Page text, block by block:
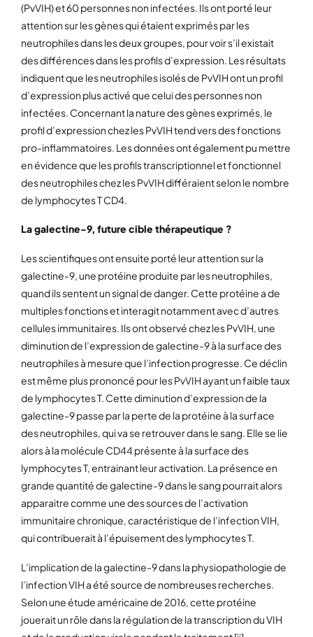
(PvVIH) et 60 personnes non infectées. Ils ont porté leur
attention sur les gènes qui étaient exprimés par les
neutrophiles dans les deux groupes, pour voir s’il existait
des différences dans les profils d’expression. Les résultats
indiquent que les neutrophiles isolés de PvVIH ont un profil
d’expression plus activé que celui des personnes non
infectées. Concernant la nature des gènes exprimés, le
profil d’expression chez les PvVIH tend vers des fonctions
pro-inflammatoires. Les données ont également pu mettre
en évidence que les profils transcriptionnel et fonctionnel
des neutrophiles chez les PvVIH différaient selon le nombre
de lymphocytes T CD4.
La galectine-9, future cible thérapeutique ?
Les scientifiques ont ensuite porté leur attention sur la
galectine-9, une protéine produite par les neutrophiles,
quand ils sentent un signal de danger. Cette protéine a de
multiples fonctions et interagit notamment avec d’autres
cellules immunitaires. Ils ont observé chez les PvVIH, une
diminution de l’expression de galectine-9 à la surface des
neutrophiles à mesure que l’infection progresse. Ce déclin
est même plus prononcé pour les PvVIH ayant un faible taux
de lymphocytes T. Cette diminution d’expression de la
galectine-9 passe par la perte de la protéine à la surface
des neutrophiles, qui va se retrouver dans le sang. Elle se lie
alors à la molécule CD44 présente à la surface des
lymphocytes T, entrainant leur activation. La présence en
grande quantité de galectine-9 dans le sang pourrait alors
apparaitre comme une des sources de l’activation
immunitaire chronique, caractéristique de l’infection VIH,
qui contribuerait à l’épuisement des lymphocytes T.
L’implication de la galectine-9 dans la physiopathologie de
l’infection VIH a été source de nombreuses recherches.
Selon une étude américaine de 2016, cette protéine
jouerait un rôle dans la régulation de la transcription du VIH